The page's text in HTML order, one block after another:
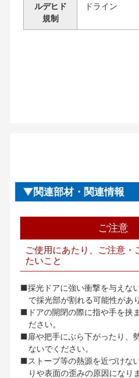
ルデヒド
規制
ドライン
関連部材・関連情報
ご注意
ご使用にあたり、ご注意・
たいこと
■採光ドアに強い衝撃を与えな
で採光部が割れる可能性があ
■ドアの開閉の際に指や手を挟
ださい。
■扉や把手にぶら下がったり、
ないでください。
■ストーブ等の熱源を近づけな
りや表面の歪みの原因になり